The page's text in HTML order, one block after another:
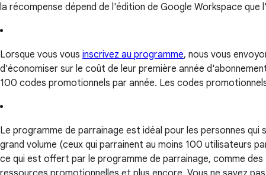
la récompense dépend de l'édition de Google Workspace que
Lorsque vous vous inscrivez au programme, nous vous
d'économiser sur le coût de leur première année
100 codes promotionnels par année. Les codes
Le programme de parrainage est idéal pour les personnes
grand volume (ceux qui parrainent au moins 100 utilisateurs
ce qui est offert par le programme de parrainage, comme